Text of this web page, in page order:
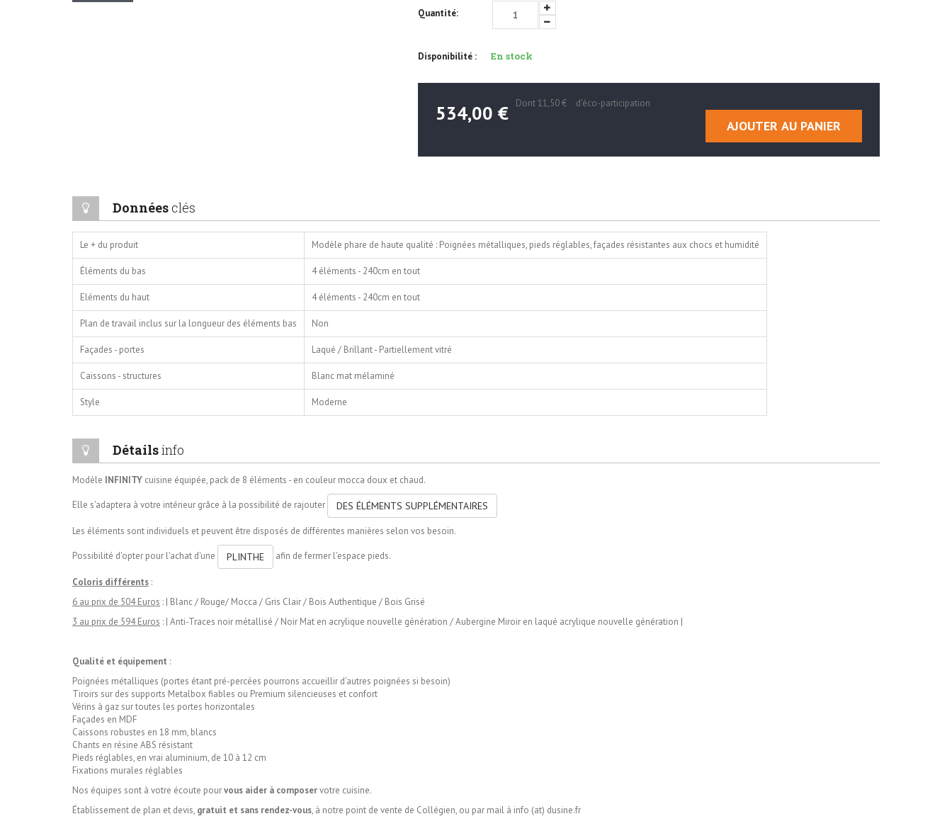
Quantité:
Disponibilité : En stock
534,00 € Dont 11,50 € d'éco-participation
AJOUTER AU PANIER
Données clés
Le + du produit Modèle phare de haute qualité : Poignées métalliques, pieds réglables, façades résistantes aux chocs et humidité
Éléments du bas 4 éléments - 240cm en tout
Eléments du haut 4 éléments - 240cm en tout
Plan de travail inclus sur la longueur des éléments bas Non
Façades - portes Laqué / Brillant - Partiellement vitré
Caissons - structures Blanc mat mélaminé
Style Moderne
Détailsinfo
Modèle INFINITY cuisine équipée, pack de 8 éléments - en couleur mocca doux et chaud.
Elle s'adaptera à votre intérieur grâce à la possibilité de rajouter DES ÉLÉMENTS SUPPLÉMENTAIRES
Les éléments sont individuels et peuvent être disposés de différentes manières selon vos besoin.
Possibilité d'opter pour l'achat d'une PLINTHE afin de fermer l'espace pieds.
Coloris différents :
6 au prix de 504 Euros : | Blanc / Rouge/ Mocca / Gris Clair / Bois Authentique / Bois Grisé
3 au prix de 594 Euros : | Anti-Traces noir métallisé / Noir Mat en acrylique nouvelle génération / Aubergine Miroir en laqué acrylique nouvelle génération |
Qualité et équipement :
Poignées métalliques (portes étant pré-percées pourrons accueillir d'autres poignées si besoin)
Tiroirs sur des supports Metalbox fiables ou Premium silencieuses et confort
Vérins à gaz sur toutes les portes horizontales
Façades en MDF
Caissons robustes en 18 mm, blancs
Chants en résine ABS résistant
Pieds réglables, en vrai aluminium, de 10 à 12 cm
Fixations murales réglables
Nos équipes sont à votre écoute pourvous aider à composervotre cuisine.
Établissement de plan et devis, gratuit et sans rendez-vous, à notre point de vente de Collégien, ou par mail à info (at) dusine.fr